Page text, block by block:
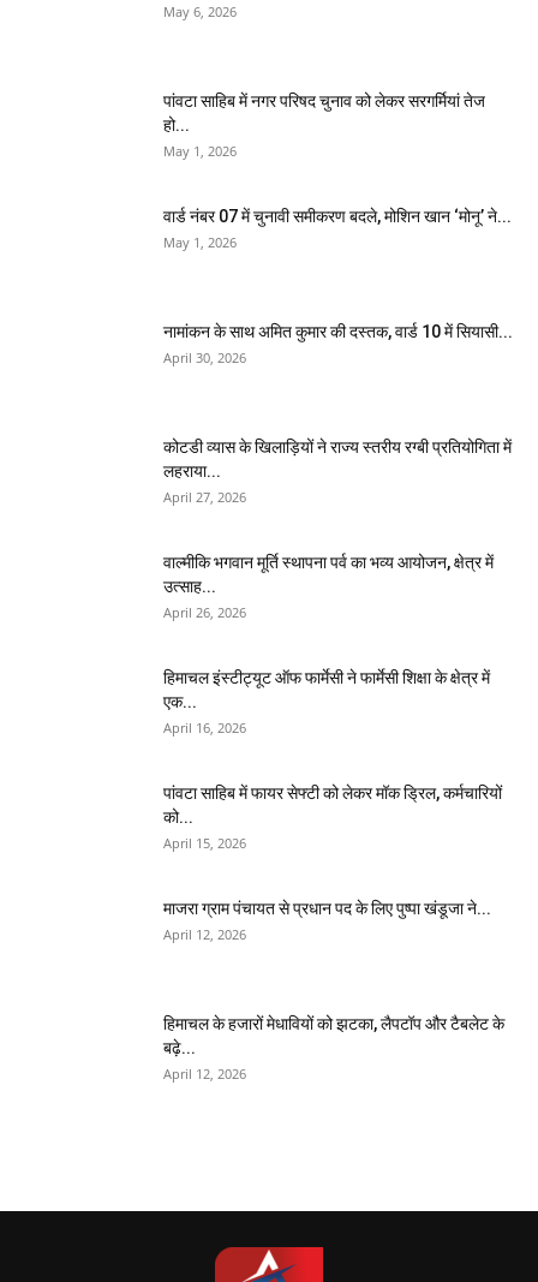
May 6, 2026
पांवटा साहिब में नगर परिषद चुनाव को लेकर सरगर्मियां तेज
हो...
May 1, 2026
वार्ड नंबर 07 में चुनावी समीकरण बदले, मोशिन खान ‘मोनू’ ने...
May 1, 2026
नामांकन के साथ अमित कुमार की दस्तक, वार्ड 10 में सियासी...
April 30, 2026
कोटडी व्यास के खिलाड़ियों ने राज्य स्तरीय रग्बी प्रतियोगिता में
लहराया...
April 27, 2026
वाल्मीकि भगवान मूर्ति स्थापना पर्व का भव्य आयोजन, क्षेत्र में
उत्साह...
April 26, 2026
हिमाचल इंस्टीट्यूट ऑफ फार्मेसी ने फार्मेसी शिक्षा के क्षेत्र में
एक...
April 16, 2026
पांवटा साहिब में फायर सेफ्टी को लेकर मॉक ड्रिल, कर्मचारियों
को...
April 15, 2026
माजरा ग्राम पंचायत से प्रधान पद के लिए पुष्पा खंडूजा ने...
April 12, 2026
हिमाचल के हजारों मेधावियों को झटका, लैपटॉप और टैबलेट के
बढ़े...
April 12, 2026